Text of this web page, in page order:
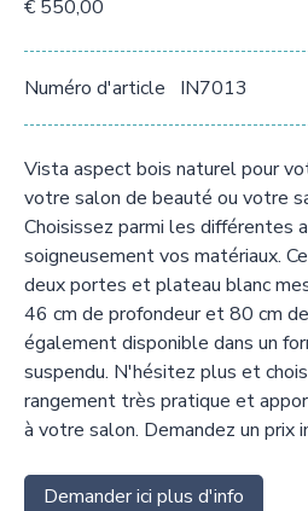
€ 550,00
Numéro d'article IN7013
Vista aspect bois naturel pour
votre salon de beauté ou votre
Choisissez parmi les différentes
soigneusement vos matériaux.
deux portes et plateau blanc
46 cm de profondeur et 80 cm
également disponible dans un
suspendu. N'hésitez plus et
rangement très pratique et
à votre salon. Demandez un prix
Demander ici plus d'info